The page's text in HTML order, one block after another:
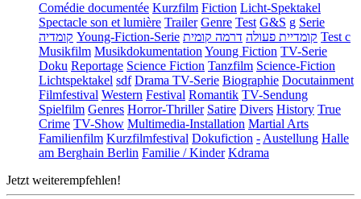
Comédie documentée Kurzfilm Fiction Licht-Spektakel
Spectacle son et lumière Trailer Genre Test G&S g Serie
קומדיה Young-Fiction-Serie קומדיית פעולה דרמה קומית
Test c
Musikfilm MusikdokumentationYoung Fiction TV-Serie
Doku Reportage Science Fiction Tanzfilm Science-Fiction
Lichtspektakel sdf Drama TV-Serie Biographie Docutainment
Filmfestival Western Festival Romantik TV-Sendung
Spielfilm Genres Horror-Thriller Satire Divers History True
Crime TV-Show Multimedia-Installation Martial Arts
Familienfilm Kurzfilmfestival Dokufiction -Austellung Halle
am Berghain Berlin Familie / Kinder Kdrama
Jetzt weiterempfehlen!